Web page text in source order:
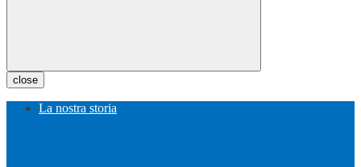
close
La nostra storia